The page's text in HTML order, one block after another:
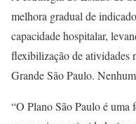
melhora gradual de
capacidade hospitalar,
flexibilização de atividades
Grande São Paulo.
“O Plano São Paulo é uma